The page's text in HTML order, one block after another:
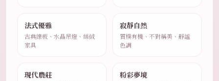
法式優雅
古典線板、水晶吊燈、絲絨
家具
寂靜自然
質樸有機、不對稱美、靜謐
色調
現代農莊 粉彩夢境